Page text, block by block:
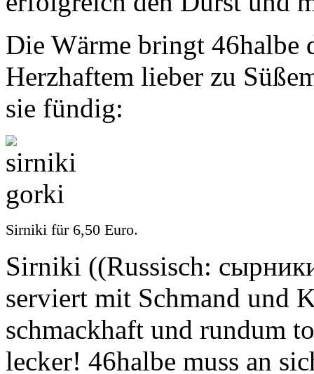
Die Wärme bringt 46halbe
Herzhaftem lieber zu
sie fündig:
Sirniki für 6,50 Euro.
Sirniki ((Russisch:
serviert mit Schmand und
schmackhaft und rundum
lecker! 46halbe muss an